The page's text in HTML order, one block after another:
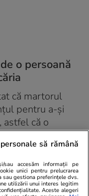
o persoană
că martorul
pentru a-și
astfel că o
a clientei lui
să fondezi
să rămână
sau accesăm informații pe
unici pentru prelucrarea
sau gestiona preferințele dvs.
utilizării unui interes legitim
Aceste alegeri